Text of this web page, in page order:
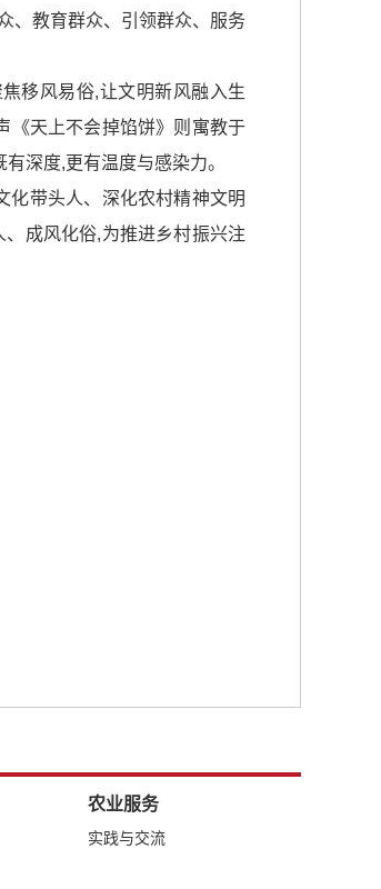
、教育群众、引领群众、服务
移风易俗,让文明新风融入生
《天上不会掉馅饼》则寓教于
深度,更有温度与感染力。
化带头人、深化农村精神文明
成风化俗,为推进乡村振兴注
农业服务
实践与交流